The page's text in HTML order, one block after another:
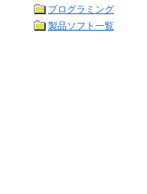
プログラミング
製品ソフト一覧